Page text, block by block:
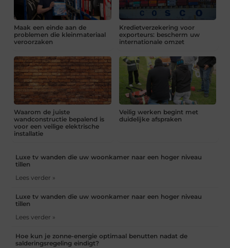
Maak een einde aan de
problemen die kleinmateriaal
veroorzaken
Kredietverzekering voor
exporteurs: bescherm uw
internationale omzet
Waarom de juiste
wandconstructie bepalend is
voor een veilige elektrische
installatie
Veilig werken begint met
duidelijke afspraken
Luxe tv wanden die uw woonkamer naar een hoger niveau
tillen
Lees verder »
Luxe tv wanden die uw woonkamer naar een hoger niveau
tillen
Lees verder »
Hoe kun je zonne-energie optimaal benutten nadat de
salderingsregeling eindigt?